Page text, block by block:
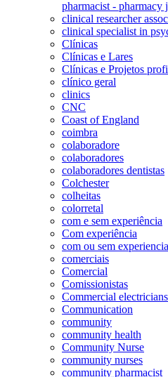
pharmacist - pharmacy
clinical researcher
clinical specialist in
Clínicas
Clínicas e Lares
Clínicas e Projetos
clínico geral
clinics
CNC
Coast of England
coimbra
colaboradore
colaboradores
colaboradores dentistas
Colchester
colheitas
colorretal
com e sem experiência
Com experiência
com ou sem experiencia
comerciais
Comercial
Comissionistas
Commercial
Communication
community
community health
Community Nurse
community nurses
community pharmacist